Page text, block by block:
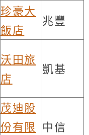
珍豪大
飯店
兆豐
沃田旅
店
凱基
茂迪股
份有限 中信